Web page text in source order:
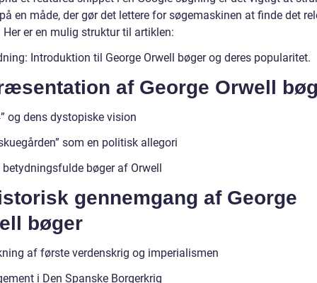
en måde, der gør det lettere for søgemaskinen at finde det
er en mulig struktur til artiklen:
Introduktion til George Orwell bøger og deres popularitet.
af George Orwell
og dens dystopiske vision
som en politisk allegori
bøger af Orwell
gennemgang af George
bøger
af første verdenskrig og imperialismen
i Den Spanske Borgerkrig